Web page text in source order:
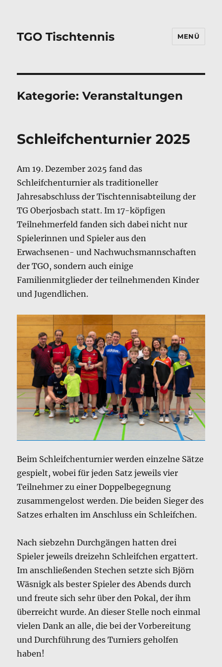
TGO Tischtennis MENÜ
Kategorie:Veranstaltungen
Schleifchenturnier 2025
Am 19. Dezember 2025 fand das
Schleifchenturnier als traditioneller
Jahresabschluss der Tischtennisabteilung der
TG Oberjosbach statt. Im 17-köpfigen
Teilnehmerfeld fanden sich dabei nicht nur
Spielerinnen und Spieler aus den
Erwachsenen- und Nachwuchsmannschaften
der TGO, sondern auch einige
Familienmitglieder der teilnehmenden Kinder
und Jugendlichen.
Beim Schleifchenturnier werden einzelne Sätze
gespielt, wobei für jeden Satz jeweils vier
Teilnehmer zu einer Doppelbegegnung
zusammengelost werden. Die beiden Sieger des
Satzes erhalten im Anschluss ein Schleifchen.
Nach siebzehn Durchgängen hatten drei
Spieler jeweils dreizehn Schleifchen ergattert.
Im anschließenden Stechen setzte sich Björn
Wäsnigk als bester Spieler des Abends durch
und freute sich sehr über den Pokal, der ihm
überreicht wurde. An dieser Stelle noch einmal
vielen Dank an alle, die bei der Vorbereitung
und Durchführung des Turniers geholfen
haben!